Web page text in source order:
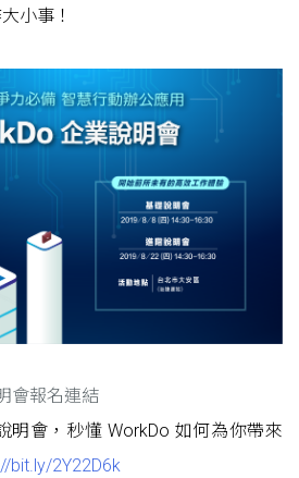
小事！
會報名連結
會，秒懂 WorkDo 如何為你帶來
bit.ly/2Y22D6k